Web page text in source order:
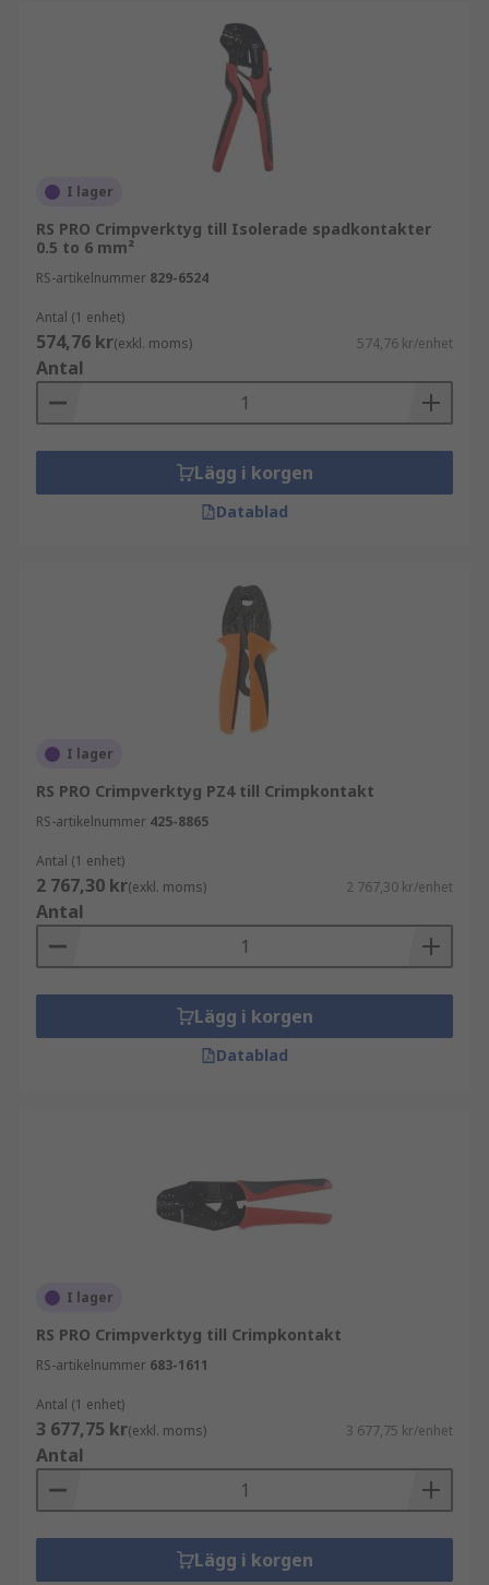
I lager
RS PRO Crimpverktyg till Isolerade spadkontakter
0.5 to 6 mm²
RS-artikelnummer 829-6524
Antal (1 enhet)
574,76 kr(exkl. moms) 574,76 kr/enhet
Antal
Lägg i korgen
Datablad
I lager
RS PRO Crimpverktyg PZ4 till Crimpkontakt
RS-artikelnummer 425-8865
Antal (1 enhet)
2 767,30 kr(exkl. moms) 2 767,30 kr/enhet
Antal
Lägg i korgen
Datablad
I lager
RS PRO Crimpverktyg till Crimpkontakt
RS-artikelnummer 683-1611
Antal (1 enhet)
3 677,75 kr(exkl. moms) 3 677,75 kr/enhet
Antal
Lägg i korgen